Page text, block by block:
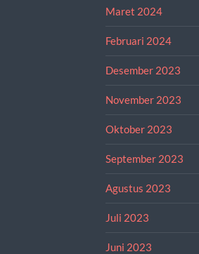
Maret 2024
Februari 2024
Desember 2023
November 2023
Oktober 2023
September 2023
Agustus 2023
Juli 2023
Juni 2023